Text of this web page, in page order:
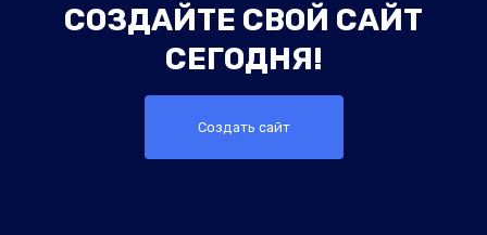
СОЗДАЙТЕ СВОЙ САЙТ
СЕГОДНЯ!
Создать сайт